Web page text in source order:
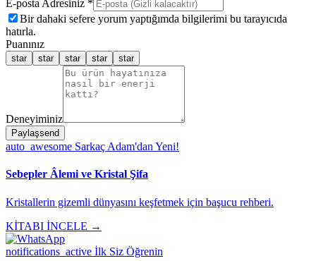
E-posta Adresiniz *
Bir dahaki sefere yorum yaptığımda bilgilerimi bu tarayıcıda
hatırla.
Puanınız
star star star star star
Deneyiminiz
Paylaşsend
auto_awesome Sarkaç Adam'dan Yeni!
Sebepler Âlemi ve Kristal Şifa
Kristallerin gizemli dünyasını keşfetmek için başucu rehberi.
KİTABI İNCELE →
notifications_active İlk Siz Öğrenin